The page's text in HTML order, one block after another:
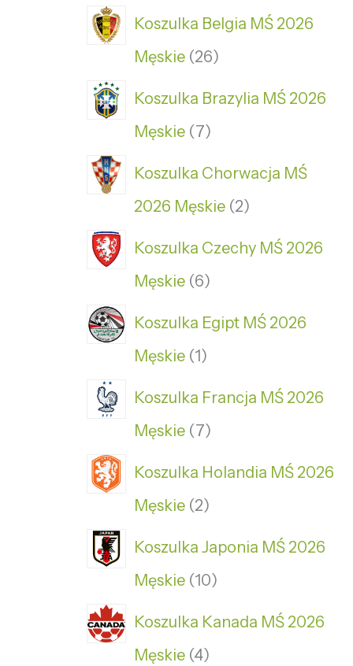
Koszulka Belgia MŚ 2026
Męskie 26
Koszulka Brazylia MŚ 2026
Męskie 7
Koszulka Chorwacja MŚ
2026 Męskie 2
Koszulka Czechy MŚ 2026
Męskie 6
Koszulka Egipt MŚ 2026
Męskie 1
Koszulka Francja MŚ 2026
Męskie 7
Koszulka Holandia MŚ 2026
Męskie 2
Koszulka Japonia MŚ 2026
Męskie 10
Koszulka Kanada MŚ 2026
Męskie 4